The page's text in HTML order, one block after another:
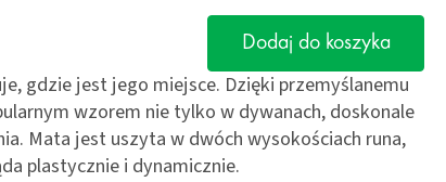
Dodaj do koszyka
gdzie jest jego miejsce. Dzięki przemyślanemu
wzorem nie tylko w dywanach, doskonale
Mata jest uszyta w dwóch wysokościach runa,
plastycznie i dynamicznie.